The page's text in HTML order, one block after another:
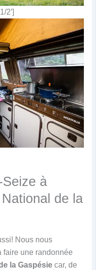
2′]
à
de la
Nous nous
faire une randonnée
la Gaspésiecar, de